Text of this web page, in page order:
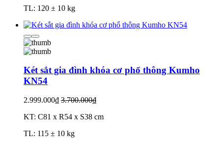
TL: 120 ± 10 kg
Két sắt gia đình khóa cơ phổ thông Kumho
KN54
2.999.000₫ 3.700.000₫
KT: C81 x R54 x S38 cm
TL: 115 ± 10 kg